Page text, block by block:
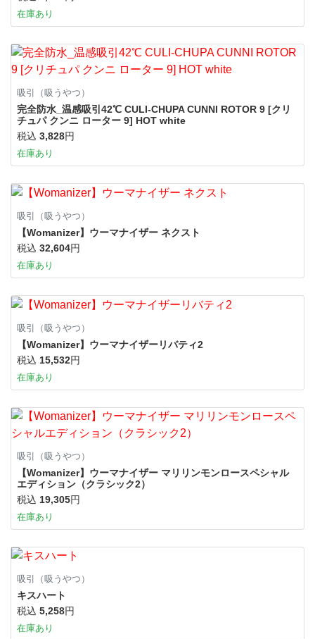
在庫あり
吸引（吸うやつ）
完全防水_温感吸引42℃ CULI-CHUPA CUNNI ROTOR 9 [クリ
チュパ クンニ ローター 9] HOT white
税込 3,828円
在庫あり
吸引（吸うやつ）
【Womanizer】ウーマナイザー ネクスト
税込 32,604円
在庫あり
吸引（吸うやつ）
【Womanizer】ウーマナイザーリバティ2
税込 15,532円
在庫あり
吸引（吸うやつ）
【Womanizer】ウーマナイザー マリリンモンロースペシャル
エディション（クラシック2）
税込 19,305円
在庫あり
吸引（吸うやつ）
キスハート
税込 5,258円
在庫あり